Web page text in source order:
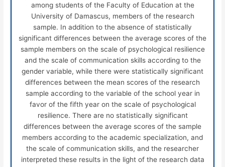
among students of the Faculty of Education at the
University of Damascus, members of the research
sample. In addition to the absence of statistically
significant differences between the average scores of the
sample members on the scale of psychological resilience
and the scale of communication skills according to the
gender variable, while there were statistically significant
differences between the mean scores of the research
sample according to the variable of the school year in
favor of the fifth year on the scale of psychological
resilience. There are no statistically significant
differences between the average scores of the sample
members according to the academic specialization, and
the scale of communication skills, and the researcher
interpreted these results in the light of the research data